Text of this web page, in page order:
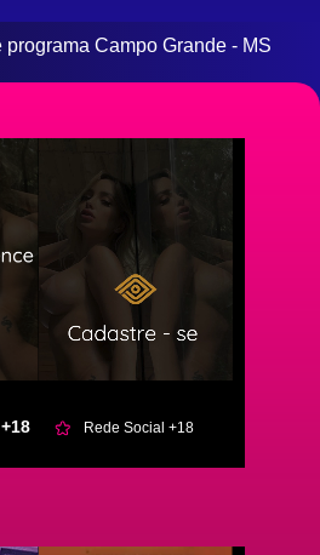
programa Campo Grande - MS
Rede Social +18